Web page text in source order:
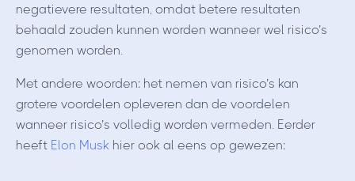
negatievere resultaten, omdat betere resultaten
behaald zouden kunnen worden wanneer wel risico’s
genomen worden.
Met andere woorden: het nemen van risico’s kan
grotere voordelen opleveren dan de voordelen
wanneer risico’s volledig worden vermeden. Eerder
heeft Elon Musk hier ook al eens op gewezen: